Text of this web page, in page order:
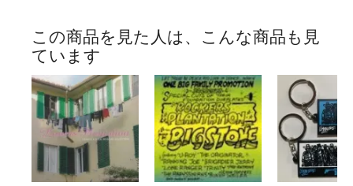
この商品を見た人は、こんな商品も見
ています